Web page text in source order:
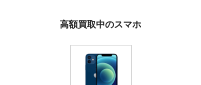
高額買取中のスマホ